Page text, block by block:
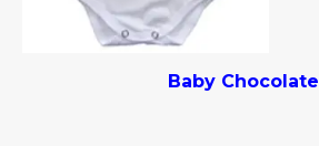
Baby Chocolate